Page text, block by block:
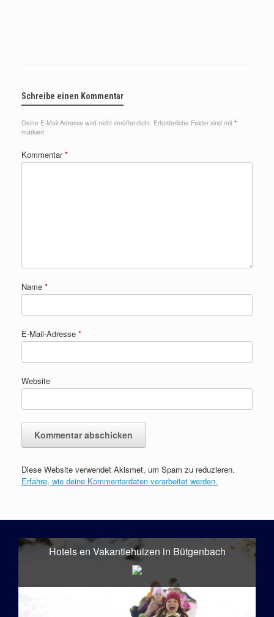
Schreibe einen Kommentar
Deine E-Mail-Adresse wird nicht veröffentlicht. Erforderliche Felder sind mit *
markiert
Kommentar*
Name *
E-Mail-Adresse *
Website
Diese Website verwendet Akismet, um Spam zu reduzieren.
Erfahre, wie deine Kommentardaten verarbeitet werden.
Hotels en Vakantiehuizen in Bütgenbach